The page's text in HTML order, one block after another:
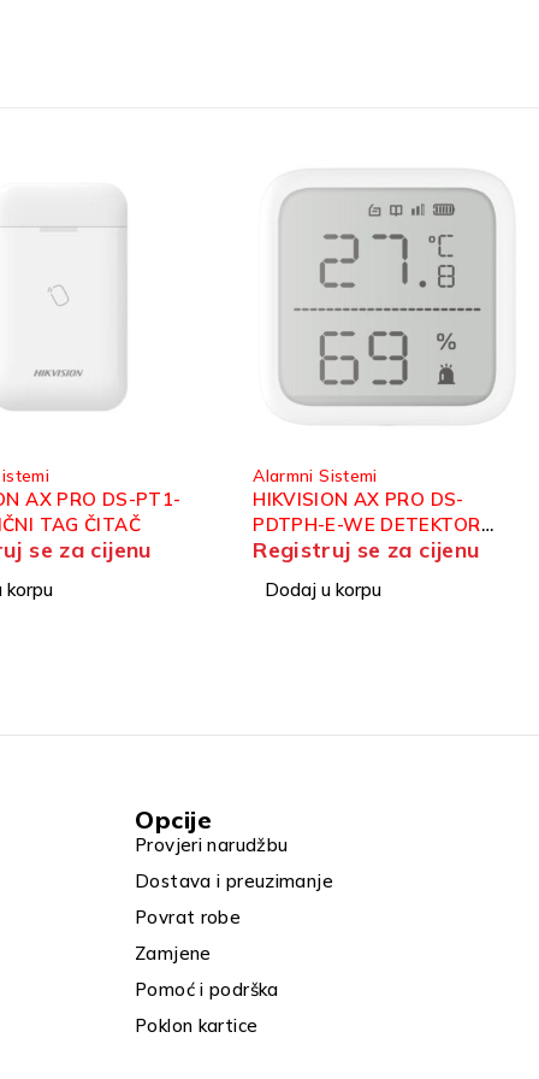
Sistemi
AX PRO DS-
E-WE DETEKTOR
I VLAGE
se za cijenu
u korpu
Alarmni Sistemi
HIKVISION AX PRO DS-
WE (RED) BEŽIČNA
UNUTRANJA SIRENA
Registruj se za cijenu
Dodaj u korpu
Opcije
Provjeri narudžbu
Dostava i preuzimanje
Povrat robe
Zamjene
Pomoć i podrška
Poklon kartice